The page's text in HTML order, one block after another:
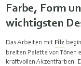
Farbe, Form
wichtigsten
Das Arbeiten mit Filz
breiten Palette von Tönen
kraftvollen Akzentfarben.